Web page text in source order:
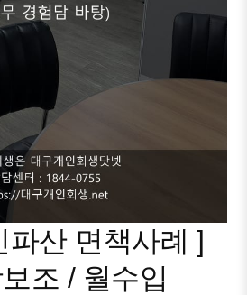
파산 면책사례 ]
조 / 월수입